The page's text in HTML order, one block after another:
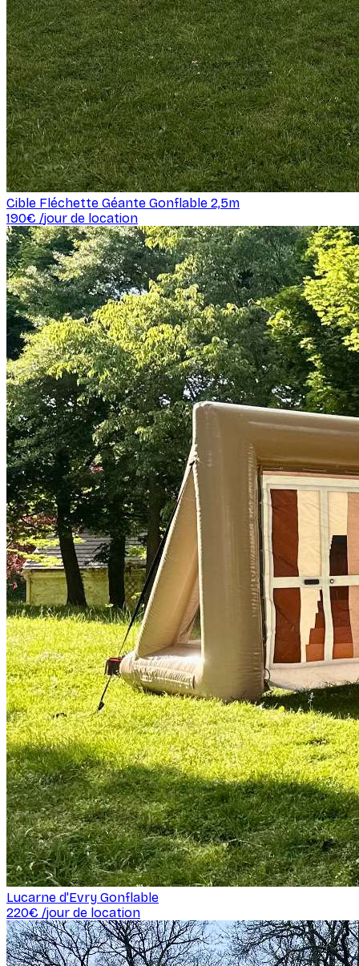
Cible Fléchette Géante Gonflable 2,5m
190€ /jour de location
Lucarne d'Evry Gonflable
220€ /jour de location